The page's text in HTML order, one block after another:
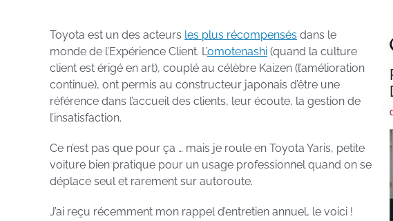
Toyota est un des acteurs les plus récompensés dans le
monde de l’Expérience Client. L’omotenashi (quand la culture
client est érigé en art), couplé au célèbre Kaizen (l’amélioration
continue), ont permis au constructeur japonais d’être une
référence dans l’accueil des clients, leur écoute, la gestion de
l’insatisfaction.
Ce n’est pas que pour ça … mais je roule en Toyota Yaris, petite
voiture bien pratique pour un usage professionnel quand on se
déplace seul et rarement sur autoroute.
J’ai reçu récemment mon rappel d’entretien annuel, le voici !